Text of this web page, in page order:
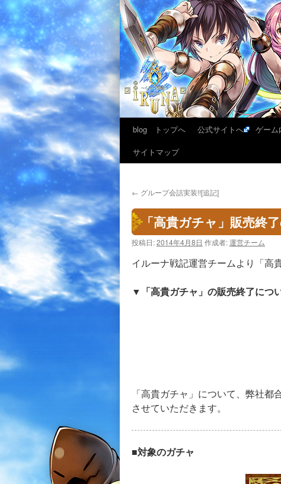
blog トップへ 公式サイトへ ゲーム
サイトマップ
← グループ会話実装!![追記]
「高貴ガチャ」販売終
投稿日:2014年4月8日 作成者:運営チーム
イルーナ戦記運営チームより「高
▼「高貴ガチャ」の販売終了につ
「高貴ガチャ」について、弊社都
させていただきます。
■対象のガチャ